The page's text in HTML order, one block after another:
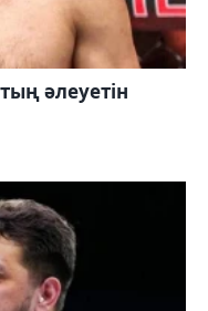
әлеуетін